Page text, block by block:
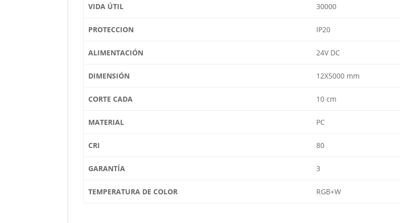
VIDA ÚTIL 30000
PROTECCION IP20
ALIMENTACIÓN 24V DC
DIMENSIÓN 12X5000 mm
CORTE CADA 10 cm
MATERIAL PC
CRI 80
GARANTÍA 3
TEMPERATURA DE COLOR RGB+W